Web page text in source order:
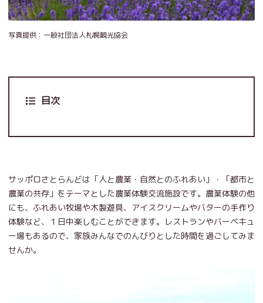
写真提供：一般社団法人札幌観光協会
目次
サッポロさとらんどは「人と農業・自然とのふれあい」・「都市と
農業の共存」をテーマとした農業体験交流施設です。農業体験の他
にも、ふれあい牧場や木製遊具、アイスクリームやバターの手作り
体験など、１日中楽しむことができます。レストランやバーベキュ
ー場もあるので、家族みんなでのんびりとした時間を過ごしてみま
せんか。